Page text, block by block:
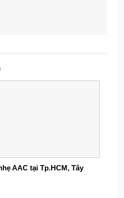
AAC tại Tp.HCM, Tây